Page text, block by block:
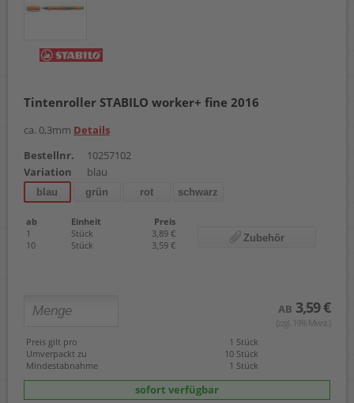
Tintenroller STABILO worker+ fine 2016
ca. 0,3mm Details
Bestellnr.
10257102
Variation
blau
blau grün rot schwarz
ab Einheit
Preis
1
Stück
3,89 €
10
Stück 3,59 €
Zubehör
AB 3,59 €
(zzgl. 19% Mwst.)
Preis gilt pro
1 Stück
Umverpackt zu
10 Stück
Mindestabnahme
1 Stück
sofort verfügbar